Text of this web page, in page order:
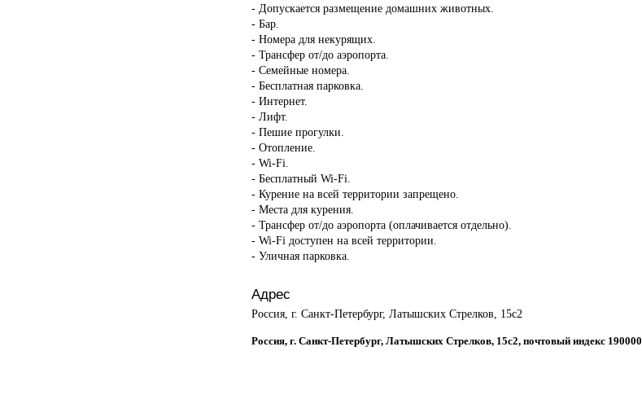
- Допускается размещение домашних животных.
- Бар.
- Номера для некурящих.
- Трансфер от/до аэропорта.
- Семейные номера.
- Бесплатная парковка.
- Интернет.
- Лифт.
- Пешие прогулки.
- Отопление.
- Wi-Fi.
- Бесплатный Wi-Fi.
- Курение на всей территории запрещено.
- Места для курения.
- Трансфер от/до аэропорта (оплачивается отдельно).
- Wi-Fi доступен на всей территории.
- Уличная парковка.
Адрес
Россия, г. Санкт-Петербург, Латышских Стрелков, 15с2
Россия, г. Санкт-Петербург, Латышских Стрелков, 15с2, почтовый индекс 190000